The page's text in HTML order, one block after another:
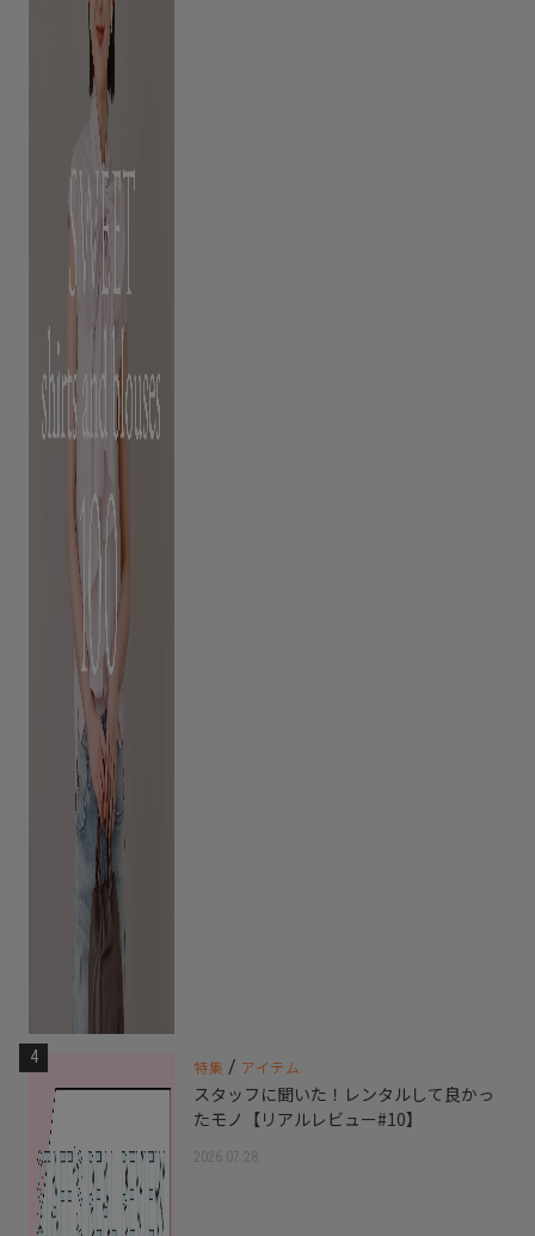
4 特集 / アイテム
スタッフに聞いた！レンタルして良かっ
たモノ【リアルレビュー#10】
2026.07.28